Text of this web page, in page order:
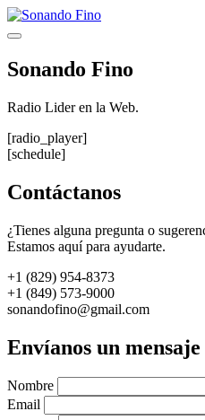
Saltar
al
Menú
Sonando Fino
Radio Lider en la Web.
[radio_player]
[schedule]
Contáctanos
¿Tienes alguna pregunta o
Estamos aquí para ayudarte.
+1 (829) 954-8373
+1 (849) 573-9000
sonandofino@gmail.com
Envíanos un mensaje
Nombre
Email